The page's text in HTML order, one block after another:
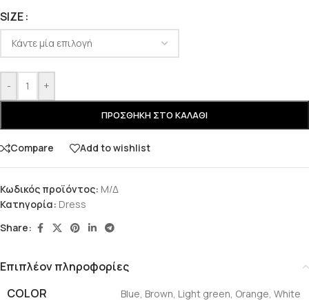
SIZE
- +
ΠΡΟΣΘΉΚΗ ΣΤΟ ΚΑΛΆΘΙ
Compare Add to wishlist
Κωδικός προϊόντος: Μ/Δ
Κατηγορία: Dress
Share:
Επιπλέον πληροφορίες
COLOR
Blue Brown Light green Orange White